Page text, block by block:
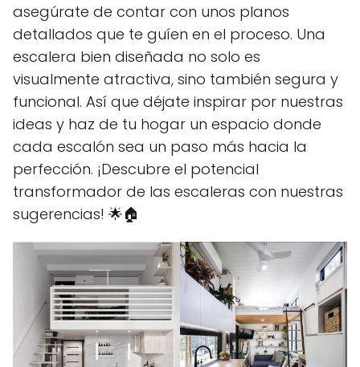
asegúrate de contar con unos planos
detallados que te guíen en el proceso. Una
escalera bien diseñada no solo es
visualmente atractiva, sino también segura y
funcional. Así que déjate inspirar por nuestras
ideas y haz de tu hogar un espacio donde
cada escalón sea un paso más hacia la
perfección. ¡Descubre el potencial
transformador de las escaleras con nuestras
sugerencias! 🌟🏠